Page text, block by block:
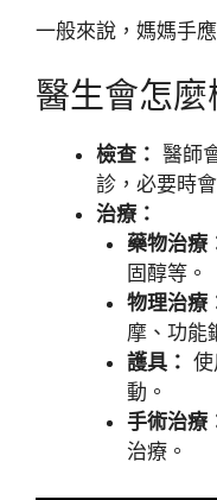
一般來說，媽媽手
醫生會怎麼
檢查： 醫師
診，必要時
治療：
藥物治療
固醇等。
物理治療
摩、功能
護具：
動。
手術治療
治療。